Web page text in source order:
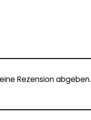
Rezension abgeben.